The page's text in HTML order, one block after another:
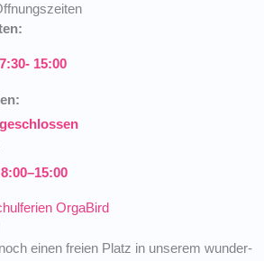
15:00
8:00–15:00
OrgaBird
einen freien Platz in unserem wunder­